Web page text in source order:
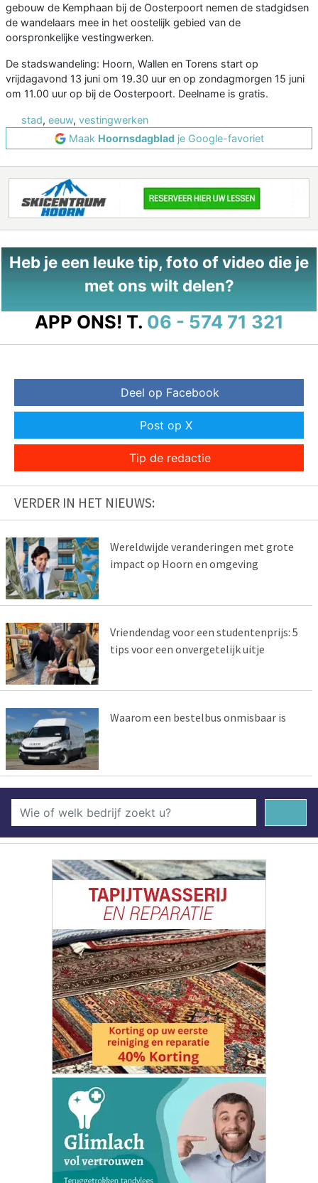
gebouw de Kemphaan bij de Oosterpoort nemen de stadgidsen
de wandelaars mee in het oostelijk gebied van de
oorspronkelijke vestingwerken.
De stadswandeling: Hoorn, Wallen en Torens start op
vrijdagavond 13 juni om 19.30 uur en op zondagmorgen 15 juni
om 11.00 uur op bij de Oosterpoort. Deelname is gratis.
stad, eeuw, vestingwerken
Maak Hoornsdagbladje Google-favoriet
Heb je een leuke tip, foto of video die je
met ons wilt delen?
APP ONS! T. 06 - 574 71 321
Deel op Facebook
Post op X
Tip de redactie
VERDER IN HET NIEUWS:
Wereldwijde veranderingen met grote
impact op Hoorn en omgeving
Vriendendag voor een studentenprijs: 5
tips voor een onvergetelijk uitje
Waarom een bestelbus onmisbaar is